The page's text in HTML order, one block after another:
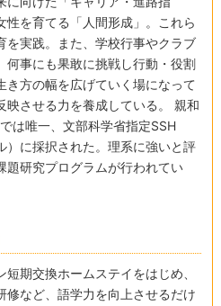
を育てる「人間形成」。これら
を実践。また、学校行事やクラブ
事にも果敢に挑戦し行動・役割
き方の幅を広げていく場になって
映させる力を養成している。 親和
は唯一、文部科学省指定SSH
）に採択された。理系に強いと評
題研究プログラムが行われてい
期交換ホームステイをはじめ、
修など、語学力を向上させるだけ